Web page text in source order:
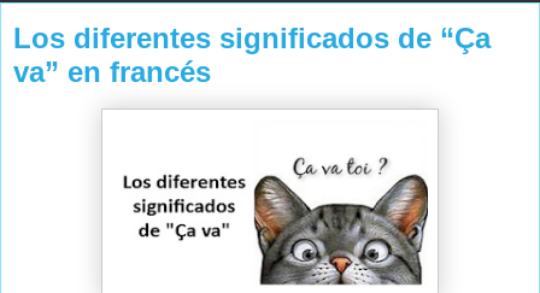
Los diferentes significados de “Ça
va” en francés